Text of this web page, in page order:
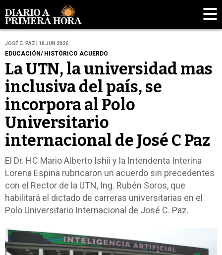
JOSÉ C. PAZ | 10 JUN 2026
EDUCACIÓN/ HISTÓRICO ACUERDO
La UTN, la universidad mas
inclusiva del país, se
incorpora al Polo
Universitario
internacional de José C Paz
El Dr. HC Mario Alberto Ishii y la Intendenta Interina
Lorena Espina rubricaron un acuerdo sin precedentes
con el Rector de la UTN, Ing. Rubén Soros, que
habilitará el dictado de carreras universitarias en el
Polo Universitario Internacional de José C. Paz.